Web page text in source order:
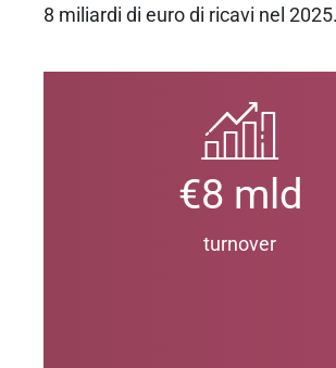
8 miliardi di euro di ricavi nel 2025.
€8 mld
turnover